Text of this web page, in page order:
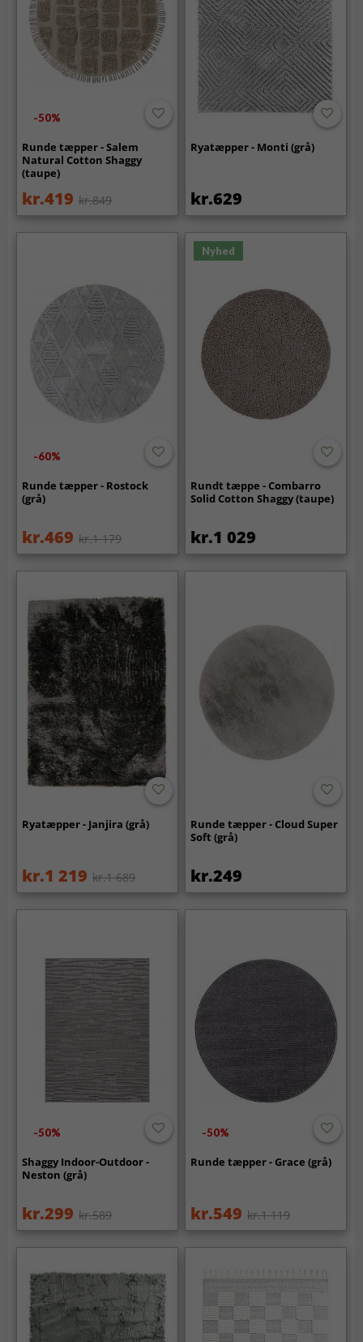
-50%
Runde tæpper - Salem
Natural Cotton Shaggy
(taupe)
kr.419 kr.849
Ryatæpper - Monti (grå)
kr.629
-60%
Runde tæpper - Rostock
(grå)
kr.469 kr.1 179
Nyhed
Rundt tæppe - Combarro
Solid Cotton Shaggy (taupe)
kr.1 029
Ryatæpper - Janjira (grå)
kr.1 219 kr.1 689
Runde tæpper - Cloud Super
Soft (grå)
kr.249
-50%
Shaggy Indoor-Outdoor -
Neston (grå)
kr.299 kr.589
-50%
Runde tæpper - Grace (grå)
kr.549 kr.1 119